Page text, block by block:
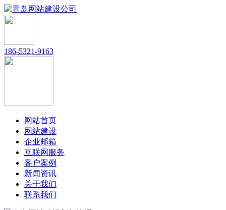
186-5321-9163
网站首页
网站建设
企业邮箱
互联网服务
客户案例
新闻资讯
关于我们
联系我们